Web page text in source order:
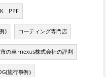
PPF
) コーティング専門店
の車･nexus株式会社の評判
施行事例)